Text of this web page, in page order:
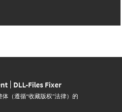
DLL-Files Fixer
体（遵循“收藏版权”法律）的